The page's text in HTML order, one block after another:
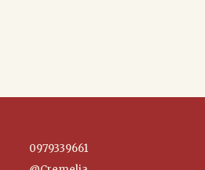
0979339661